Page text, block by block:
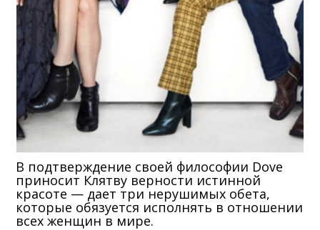
В подтверждение своей философии Dove
приносит Клятву верности истинной
красоте — дает три нерушимых обета,
которые обязуется исполнять в отношении
всех женщин в мире.